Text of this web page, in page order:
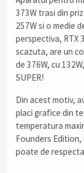
373W trasi din
257W si o medie
perspectiva, RTX
scazuta, are un
de 376W, cu
SUPER!
Din acest motiv,
placi grafice din
temperatura
Founders
poate de